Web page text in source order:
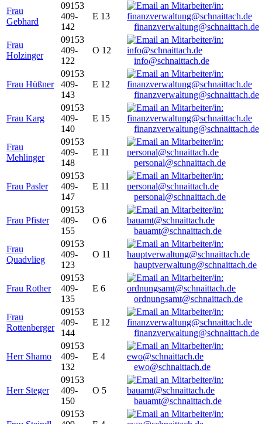
Frau
Gebhard
09153
409-
142
E 13
finanzverwaltung@schnaittach.de
Frau
Holzinger
09153
409-
122
O 12
info@schnaittach.de
Frau Hüßner
09153
409-
143
E 12
finanzverwaltung@schnaittach.de
Frau Karg
09153
409-
140
E 15
finanzverwaltung@schnaittach.de
Frau
Mehlinger
09153
409-
148
E 11
personal@schnaittach.de
Frau Pasler
09153
409-
147
E 11
personal@schnaittach.de
Frau Pfister
09153
409-
155
O 6
bauamt@schnaittach.de
Frau
Quadvlieg
09153
409-
123
O 11
hauptverwaltung@schnaittach.de
Frau Rother
09153
409-
135
E 6
ordnungsamt@schnaittach.de
Frau
Rottenberger
09153
409-
144
E 12
finanzverwaltung@schnaittach.de
Herr Shamo
09153
409-
132
E 4
ewo@schnaittach.de
Herr Steger
09153
409-
150
O 5
bauamt@schnaittach.de
09153